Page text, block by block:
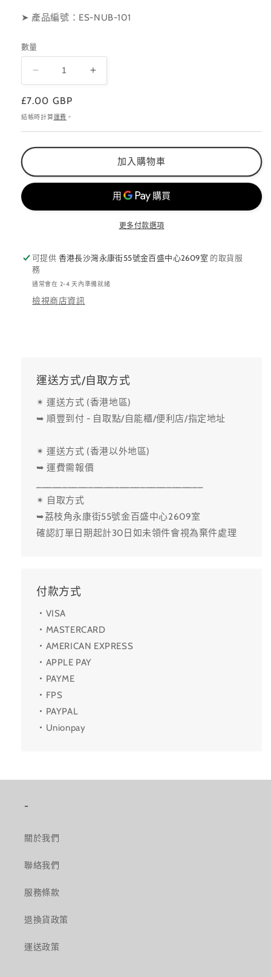
➤ 產品編號：ES-NUB-101
數量
NUB-
101
數
量
減
ES-
NUB-
量
增
定
價
£7.00 GBP
結帳時計算運費 。
加入購物車
更多付款選項
可提供 香港長沙灣永康街55號金百盛中心2609室 的取貨服
務
通常會在 2-4 天內準備就緒
檢視商店資訊
運送方式/自取方式
✴ 運送方式 (香港地區)
➥ 順豐到付 - 自取點/自能櫃/便利店/指定地址
✴ 運送方式 (香港以外地區)
➥ 運費需報價
✴ 自取方式
➥荔枝角永康街55號金百盛中心2609室
確認訂單日期起計30日如未領件會視為棄件處理
付款方式
・VISA
・MASTERCARD
・AMERICAN EXPRESS
・APPLE PAY
・PAYME
・FPS
・PAYPAL
・Unionpay
-
關於我們
聯絡我們
服務條款
退換貨政策
運送政策